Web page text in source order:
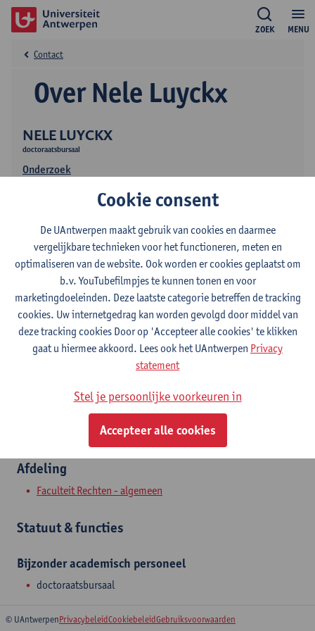
MENU
ZOEK
NELE LUYCKX
doctoraatsbursaal
Onderzoek
Over Nele Luyckx
Contact
Contact
Stadscampus
Toon e-mailadres
2000 Antwerpen, BEL
Afdeling
Faculteit Rechten - algemeen
Statuut & functies
Bijzonder academisch personeel
doctoraatsbursaal
© UAntwerpenPrivacybeleidCookiebeleidGebruiksvoorwaarden
Cookie consent
De UAntwerpen maakt gebruik van cookies en daarmee
vergelijkbare technieken voor het functioneren, meten en
optimaliseren van de website. Ook worden er cookies geplaatst om
b.v. YouTubefilmpjes te kunnen tonen en voor
marketingdoeleinden. Deze laatste categorie betreffen de tracking
cookies. Uw internetgedrag kan worden gevolgd door middel van
deze tracking cookies Door op 'Accepteer alle cookies' te klikken
gaat u hiermee akkoord. Lees ook het UAntwerpen Privacy
statement
Stel je persoonlijke voorkeuren in
Accepteer alle cookies